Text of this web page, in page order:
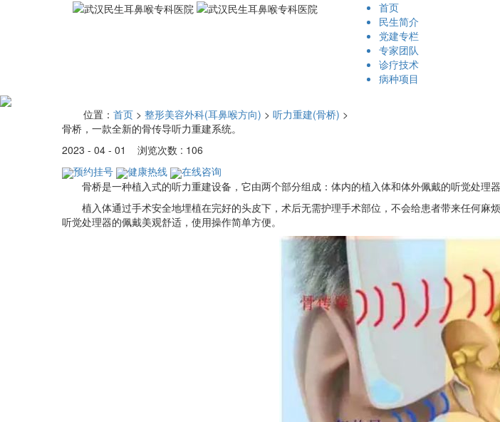
首页
民生简介
党建专栏
专家团队
诊疗技术
病种项目
位置： 首页 > 整形美容外科(耳鼻喉方向) > 听力重建(骨桥) >
骨桥，一款全新的骨传导听力重建系统。
2023 - 04 - 01 浏览次数 : 106
预约挂号
健康热线
在线咨询
骨桥是一种植入式的听力重建设备，它由两个部分组成：体内的植入体和体外佩戴的听觉处理
植入体通过手术安全地埋植在完好的头皮下，术后无需护理手术部位，不会给患者带来任何麻
听觉处理器的佩戴美观舒适，使用操作简单方便。